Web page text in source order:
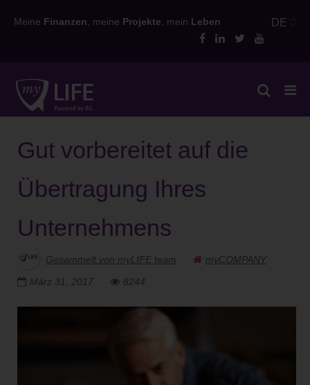
to
Meine Finanzen , meine Projekte , mein Leben DE
Gut vorbereitet auf die
Übertragung Ihres
Unternehmens
Gesammelt von myLIFE team
myCOMPANY
März 31, 2017
8244